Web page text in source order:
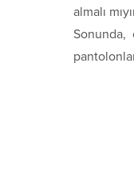
almalı
Sonunda,